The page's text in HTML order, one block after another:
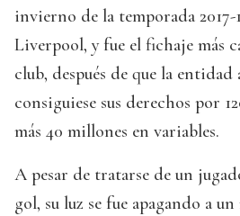
invierno de la temporada
Liverpool, y fue el fichaje más
club, después de que la entidad
consiguiese sus derechos por
más 40 millones en variables.
A pesar de tratarse de un
gol, su luz se fue apagando a